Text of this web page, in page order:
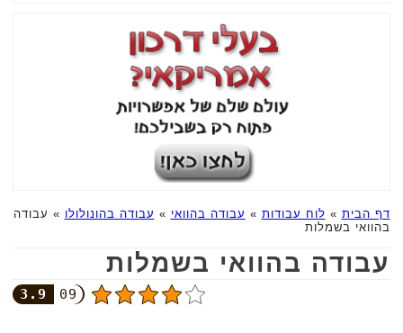
דף הבית » לוח עבודות » עבודה בהוואי » עבודה בהונולולו » עבודה
בהוואי בשמלות
עבודה בהוואי בשמלות
3.9 09